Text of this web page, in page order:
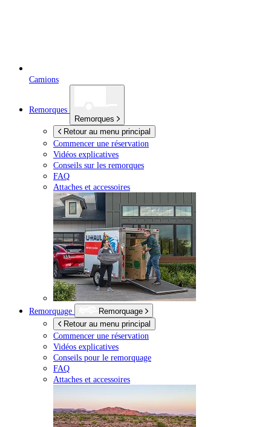
Camions
Remorques
Remorques
Retour au menu principal
Commencer une réservation
Vidéos explicatives
Conseils sur les remorques
FAQ
Attaches et accessoires
Remorquage
Remorquage
Retour au menu principal
Commencer une réservation
Vidéos explicatives
Conseils pour le remorquage
FAQ
Attaches et accessoires